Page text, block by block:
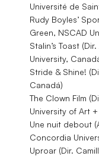
Université de
Rudy Boyles’
Green, NSCAD
Stalin’s Toast
University,
Stride & Shine!
Canadá)
The Clown Film
University of Art
Une nuit debout
Concordia
Uproar (Dir.